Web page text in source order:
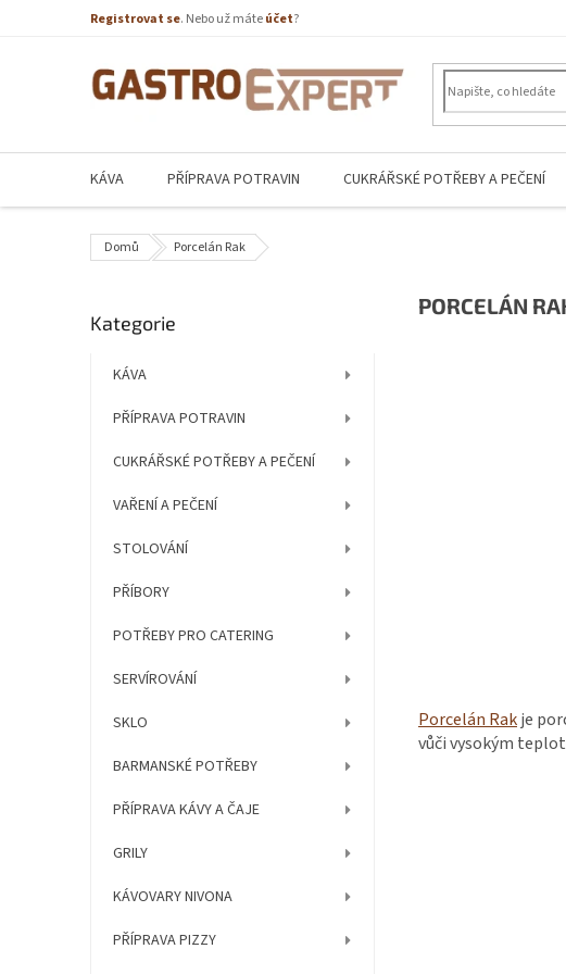
Registrovat se. Nebo už máteúčet?
KÁVA PŘÍPRAVA POTRAVIN CUKRÁŘSKÉ POTŘEBY A PEČENÍ
Domů Porcelán Rak
o
Přeskočit
Kategorie
KÁVA
PŘÍPRAVA POTRAVIN
CUKRÁŘSKÉ POTŘEBY A PEČENÍ
VAŘENÍ A PEČENÍ
STOLOVÁNÍ
PŘÍBORY
POTŘEBY PRO CATERING
SERVÍROVÁNÍ
SKLO
BARMANSKÉ POTŘEBY
PŘÍPRAVA KÁVY A ČAJE
GRILY
KÁVOVARY NIVONA
PŘÍPRAVA PIZZY
PORCELÁN
Porcelán Rakje
vůči vysokým